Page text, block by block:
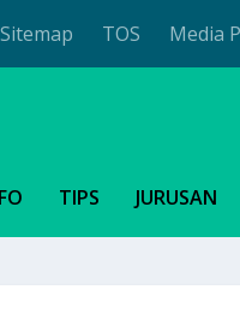
Sitemap TOS Media
TIPS JURUSAN